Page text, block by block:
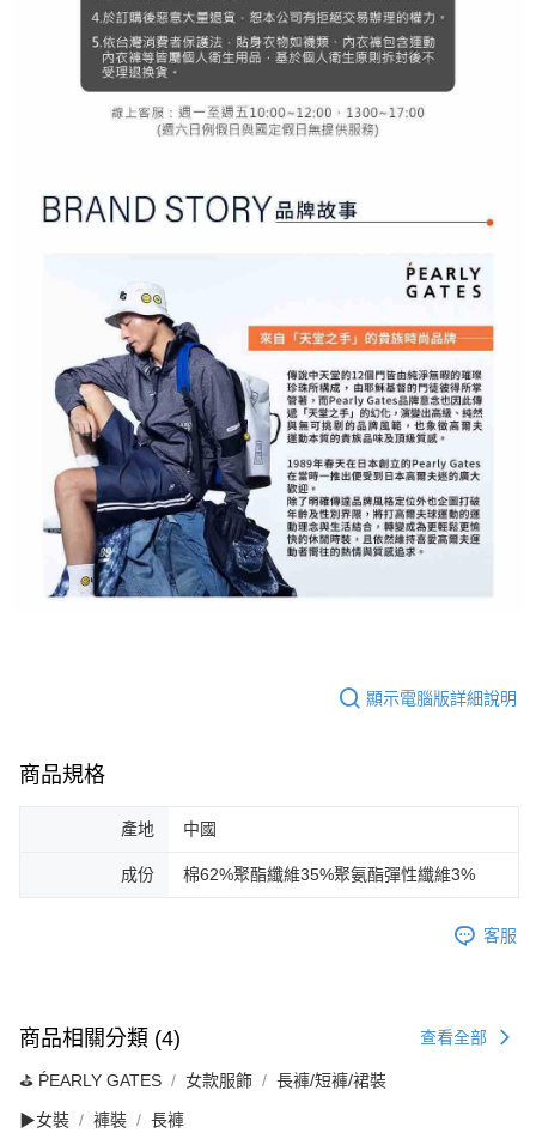
顯示電腦版詳細說明
商品規格
產地 中國
成份 棉62%聚酯纖維35%聚氨酯彈性纖維3%
客服
商品相關分類 (4) 查看全部
⛳️ ṔEARLY GATES 女款服飾 長褲/短褲/裙裝
▶女裝 褲裝 長褲